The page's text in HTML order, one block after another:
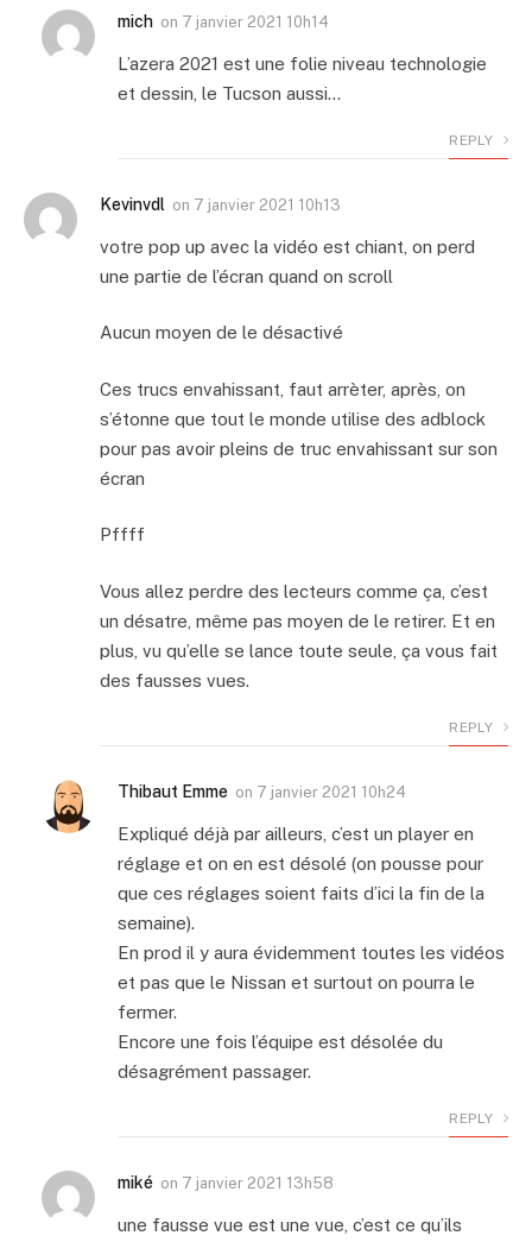
mich on 7 janvier 2021 10h14
L’azera 2021 est une folie niveau technologie
et dessin, le Tucson aussi…
REPLY
Kevinvdl on 7 janvier 2021 10h13
votre pop up avec la vidéo est chiant, on perd
une partie de l’écran quand on scroll
Aucun moyen de le désactivé
Ces trucs envahissant, faut arrèter, après, on
s’étonne que tout le monde utilise des adblock
pour pas avoir pleins de truc envahissant sur son
écran
Pffff
Vous allez perdre des lecteurs comme ça, c’est
un désatre, même pas moyen de le retirer. Et en
plus, vu qu’elle se lance toute seule, ça vous fait
des fausses vues.
REPLY
Thibaut Emme on 7 janvier 2021 10h24
Expliqué déjà par ailleurs, c’est un player en
réglage et on en est désolé (on pousse pour
que ces réglages soient faits d’ici la fin de la
semaine).
En prod il y aura évidemment toutes les vidéos
et pas que le Nissan et surtout on pourra le
fermer.
Encore une fois l’équipe est désolée du
désagrément passager.
REPLY
miké on 7 janvier 2021 13h58
une fausse vue est une vue, c’est ce qu’ils